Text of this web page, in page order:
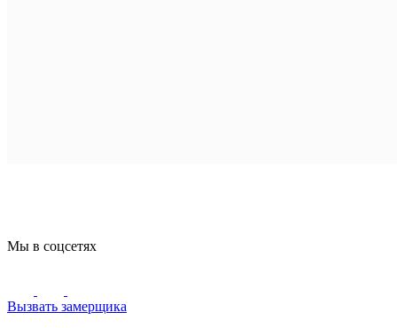
Мы в соцсетях
Вызвать замерщика